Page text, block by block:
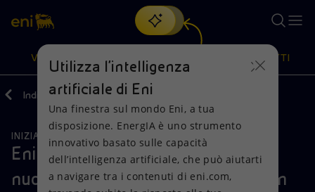
Cerca
scopri EnergIA, la nostra nuova soluzione di intelligenza
artificiale.
VISIONE
Visione
Mission e valori
Azioni
Diversificazione energetica
PRODOTTI
Prodotti
Casa
Indietro Media News
INIZIATIVE PER I TERRITORI
Eni rafforza l’impegno in Angola:
nuovo centro produttivo per il Clean
Utilizza l'intelligenza
artificiale di Eni
Una finestra sul mondo Eni, a tua
disposizione. EnergIA è uno strumento
innovativo basato sulle capacità
dell’intelligenza artificiale, che può aiutarti
a navigare tra i contenuti di eni.com,